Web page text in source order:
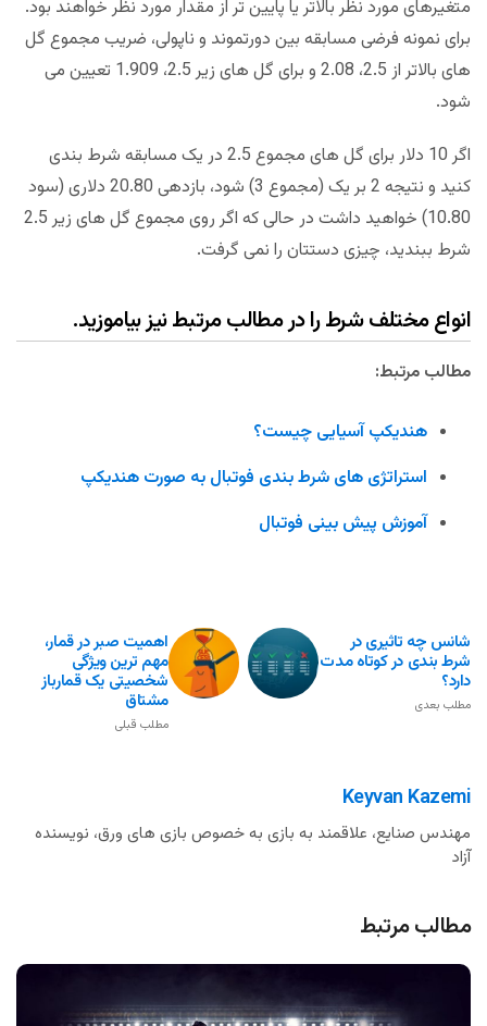
متغیرهای مورد نظر بالاتر یا پایین تر از مقدار مورد نظر خواهند بود.
برای نمونه فرضی مسابقه بین دورتموند و ناپولی، ضریب مجموع گل
های بالاتر از 2.5، 2.08 و برای گل های زیر 2.5، 1.909 تعیین می
شود.
اگر 10 دلار برای گل های مجموع 2.5 در یک مسابقه شرط بندی
کنید و نتیجه 2 بر یک (مجموع 3) شود، بازدهی 20.80 دلاری (سود
10.80) خواهید داشت در حالی که اگر روی مجموع گل های زیر 2.5
شرط ببندید، چیزی دستتان را نمی گرفت.
انواع مختلف شرط را در مطالب مرتبط نیز بیاموزید.
مطالب مرتبط:
هندیکپ آسیایی چیست؟
استراتژی های شرط بندی فوتبال به صورت هندیکپ
آموزش پیش بینی فوتبال
اهمیت صبر در قمار،
مهم ترین ویژگی
شخصیتی یک قمارباز
مشتاق
مطلب قبلی
شانس چه تاثیری در
شرط بندی در کوتاه مدت
دارد؟
مطلب بعدی
Keyvan Kazemi
مهندس صنایع، علاقمند به بازی به خصوص بازی های ورق، نویسنده
آزاد
مطالب مرتبط